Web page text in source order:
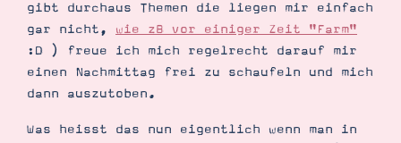
gibt durchaus Themen die liegen mir einfach
gar nicht, wie zB vor einiger Zeit "Farm"
:D ) freue ich mich regelrecht darauf mir
einen Nachmittag frei zu schaufeln und mich
dann auszutoben.
Was heisst das nun eigentlich wenn man in